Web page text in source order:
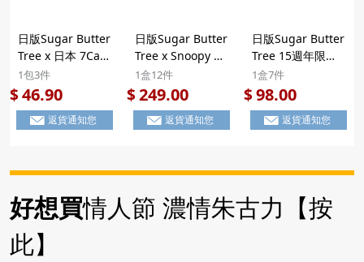
心 酥餅 禮盒 5件
裝
朱古力 燕黑麥夾心
酥餅 禮盒 4件裝
朱古力 燕黑麥夾心
酥餅 禮盒 10件裝
日版Sugar Butter
Tree x 日本 7Cafe
期間限定 焦糖布丁
夾心酥餅禮盒 (1包
3件) (384)【市集
世界 - 日本市集】
1包3件
$46.90
返貨通知您
日版Sugar Butter
Tree x Snoopy 史
努比家族 雙重週年
紀念限定 幸福伴隨
蜜芋紅薯x棉花糖
白朱古力 2款夾心
【日本市集】
1盒12件
$249.00
返貨通知您
日版Sugar Butter
Tree 15週年限定 x
Snoopy 史努比家
族 幸福伴隨 棉花
糖白朱古力夾心酥
餅 禮盒 附紙袋 (1
1盒7件
$98.00
返貨通知您
好想買情人節 濃情朱古力【按
此】